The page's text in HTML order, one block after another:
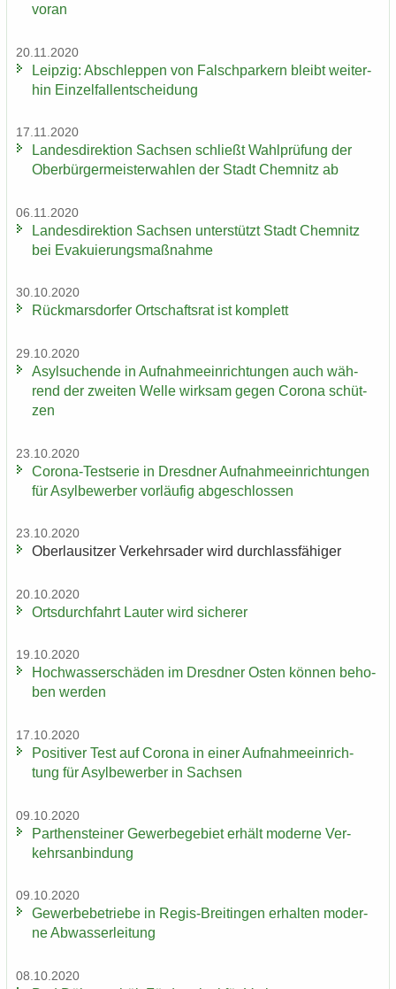
voran
20.11.2020
Leip­zig: Ab­schlep­pen von Falsch­par­kern bleibt wei­ter­
hin Ein­zel­fall­ent­schei­dung
17.11.2020
Lan­des­di­rek­ti­on Sach­sen schließt Wahl­prü­fung der
Ober­bür­ger­meis­ter­wah­len der Stadt Chem­nitz ab
06.11.2020
Lan­des­di­rek­ti­on Sach­sen un­ter­stützt Stadt Chem­nitz
bei Eva­ku­ie­rungs­maß­nah­me
30.10.2020
Rück­mars­dor­fer Ort­schafts­rat ist kom­plett
29.10.2020
Asyl­su­chen­de in Auf­nah­me­ein­rich­tun­gen auch wäh­
rend der zwei­ten Welle wirk­sam gegen Co­ro­na schüt­
zen
23.10.2020
Corona-​Testserie in Dresd­ner Auf­nah­me­ein­rich­tun­gen
für Asyl­be­wer­ber vor­läu­fig ab­ge­schlos­sen
23.10.2020
Ober­lau­sit­zer Ver­kehrs­ader wird durch­lass­fä­hi­ger
20.10.2020
Orts­durch­fahrt Lau­ter wird si­che­rer
19.10.2020
Hoch­was­ser­schä­den im Dresd­ner Osten kön­nen be­ho­
ben wer­den
17.10.2020
Po­si­ti­ver Test auf Co­ro­na in einer Auf­nah­me­ein­rich­
tung für Asyl­be­wer­ber in Sach­sen
09.10.2020
Par­then­stei­ner Ge­wer­be­ge­biet er­hält mo­der­ne Ver­
kehrs­an­bin­dung
09.10.2020
Ge­wer­be­be­trie­be in Regis-​Breitingen er­hal­ten mo­der­
ne Ab­was­ser­lei­tung
08.10.2020